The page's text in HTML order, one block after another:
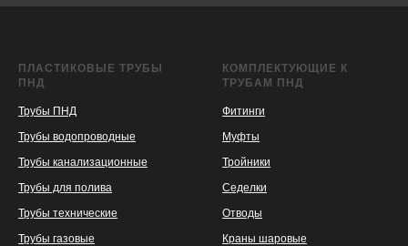
KASPI
SATU
WILDBERRIES
ПЛАСТИКОВЫЕ ТРУБЫ
ПНД
Трубы ПНД
Трубы водопроводные
Трубы канализационные
Трубы для полива
Трубы технические
Трубы газовые
КОМПЛЕКТУЮЩИЕ К
ТРУБАМ ПНД
Фитинги
Муфты
Тройники
Седелки
Отводы
Краны шаровые